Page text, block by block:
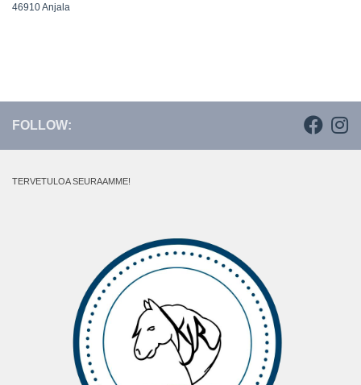
46910 Anjala
FOLLOW:
TERVETULOA SEURAAMME!